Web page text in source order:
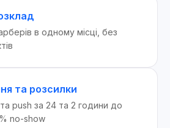
в одному місці, без
та розсилки
push за 24 та 2 години до
no-show